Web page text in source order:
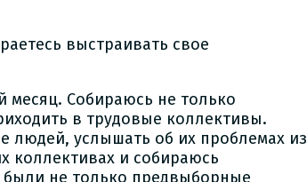
выстраивать свое
Собираюсь не только
в трудовые коллективы.
людей, услышать об их проблемах из
коллективах и собираюсь
не только предвыборные